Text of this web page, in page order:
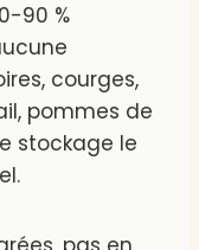
90 %
courges,
pommes de
stockage le